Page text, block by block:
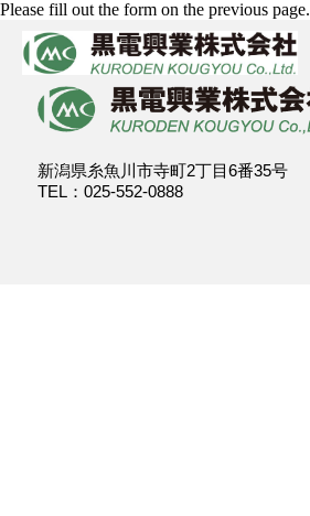
Please fill out the form on the previous page.
新潟県糸魚川市寺町2丁目6番35号
TEL：025-552-0888